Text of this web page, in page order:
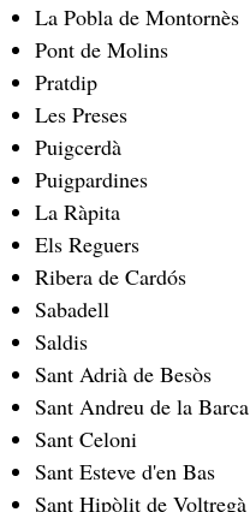
La Pobla de Montornès
Pont de Molins
Pratdip
Les Preses
Puigcerdà
Puigpardines
La Ràpita
Els Reguers
Ribera de Cardós
Sabadell
Saldis
Sant Adrià de Besòs
Sant Andreu de la Barca
Sant Celoni
Sant Esteve d'en Bas
Sant Hipòlit de Voltregà